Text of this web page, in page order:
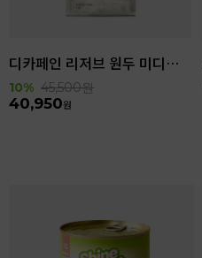
디카페인 리저브 원두 미디엄다크 로스팅 1kg
10% 45,500원
40,950원